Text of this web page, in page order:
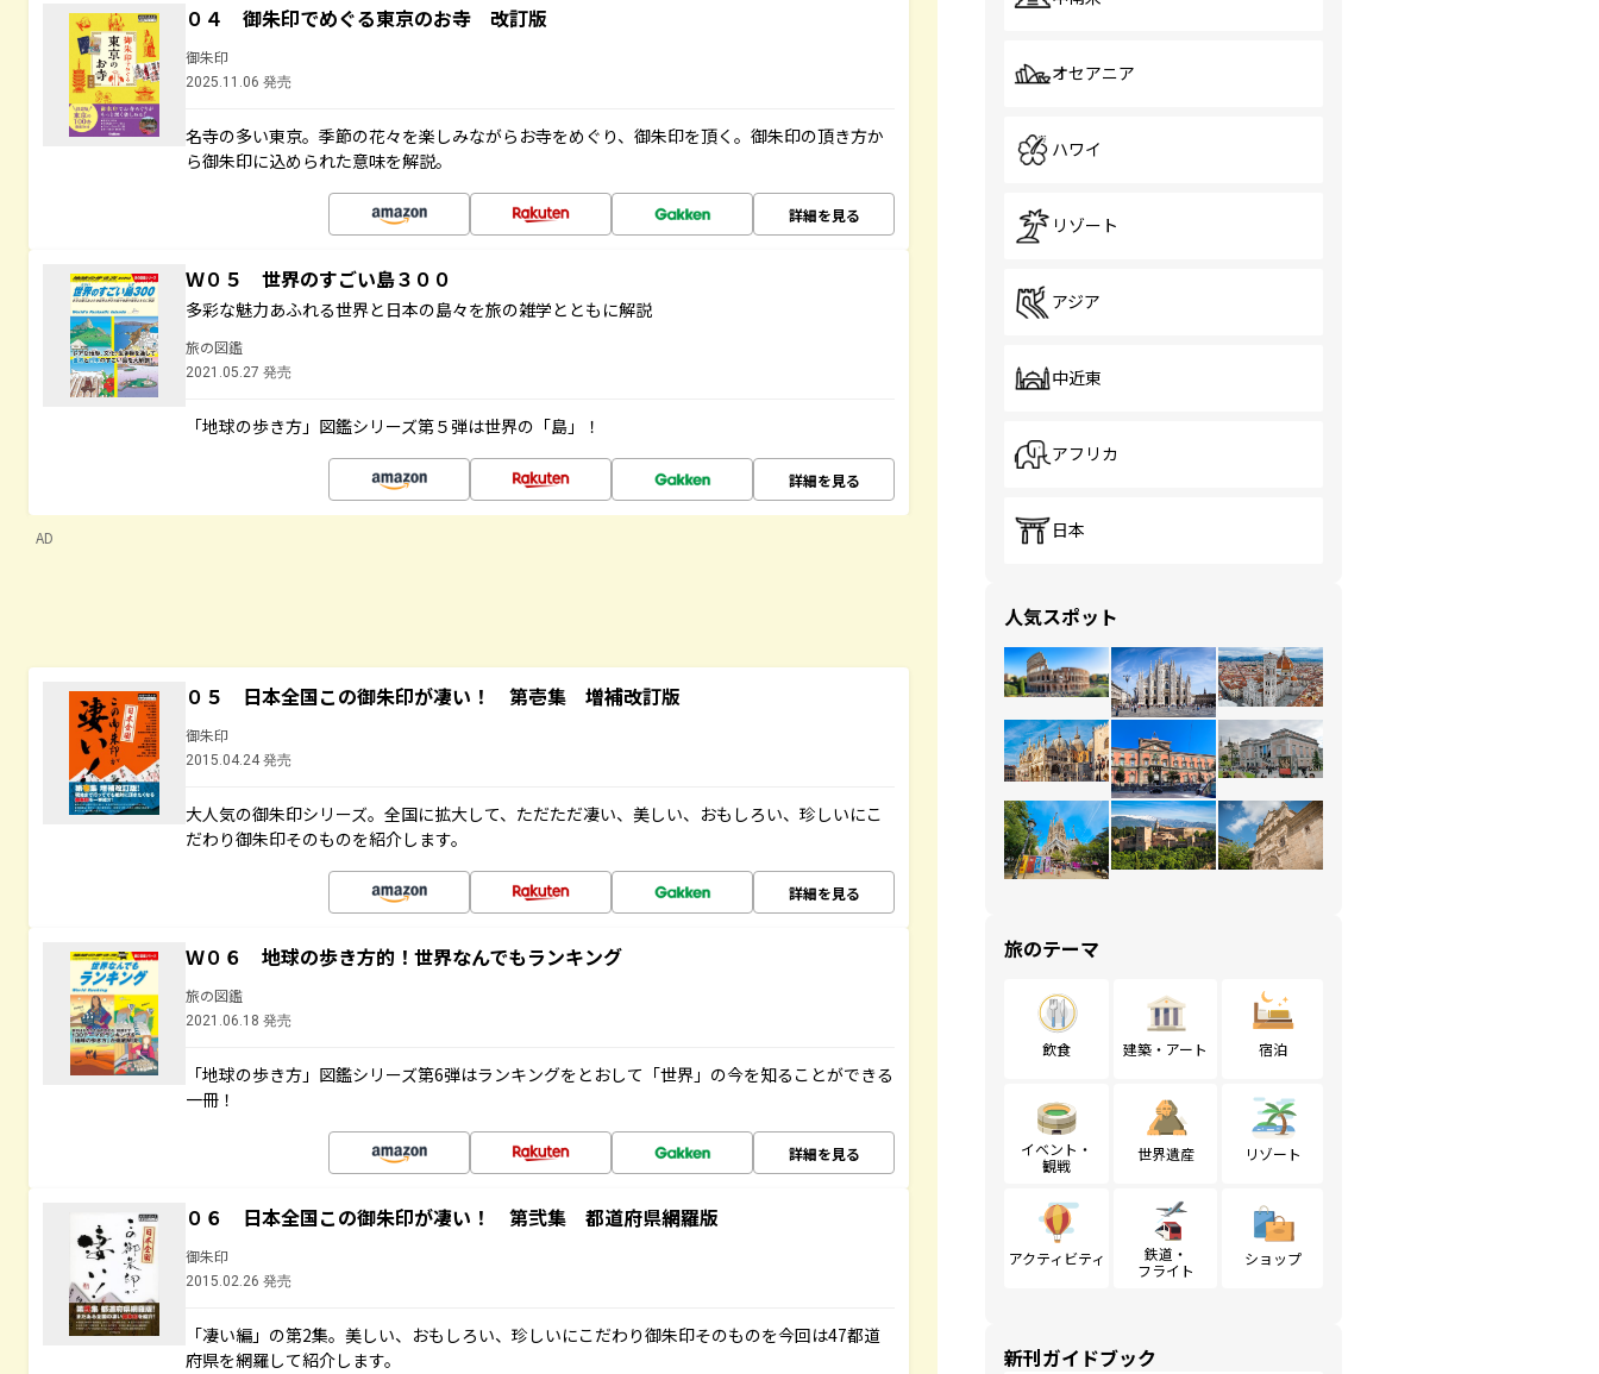
０４ 御朱印でめぐる東京のお寺 改訂版
御朱印
2025.11.06 発売
名寺の多い東京。季節の花々を楽しみながらお寺をめぐり、御朱印を頂く。御朱印の頂き方か
ら御朱印に込められた意味を解説。
詳細を見る
Ｗ０５ 世界のすごい島３００
多彩な魅力あふれる世界と日本の島々を旅の雑学とともに解説
旅の図鑑
2021.05.27 発売
「地球の歩き方」図鑑シリーズ第５弾は世界の「島」！
詳細を見る
AD
０５ 日本全国この御朱印が凄い！ 第壱集 増補改訂版
御朱印
2015.04.24 発売
大人気の御朱印シリーズ。全国に拡大して、ただただ凄い、美しい、おもしろい、珍しいにこ
だわり御朱印そのものを紹介します。
詳細を見る
Ｗ０６ 地球の歩き方的！世界なんでもランキング
旅の図鑑
2021.06.18 発売
「地球の歩き方」図鑑シリーズ第6弾はランキングをとおして「世界」の今を知ることができる
一冊！
詳細を見る
０６ 日本全国この御朱印が凄い！ 第弐集 都道府県網羅版
御朱印
2015.02.26 発売
「凄い編」の第2集。美しい、おもしろい、珍しいにこだわり御朱印そのものを今回は47都道
府県を網羅して紹介します。
オセアニア
ハワイ
リゾート
アジア
中近東
アフリカ
日本
人気スポット
旅のテーマ
飲食 建築・アート 宿泊
イベント・
観戦
世界遺産 リゾート
アクティビティ
鉄道・
フライト
ショップ
新刊ガイドブック